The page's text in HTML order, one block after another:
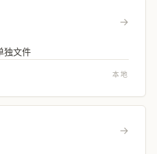
→
独文件
本地
→